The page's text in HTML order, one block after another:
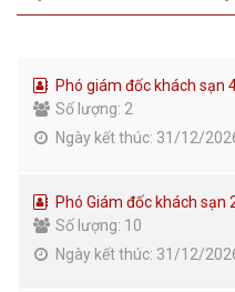
Phó giám đốc khách sạn
Số lượng: 2
Ngày kết thúc: 31/12/
Phó Giám đốc khách sạn
Số lượng: 10
Ngày kết thúc: 31/12/